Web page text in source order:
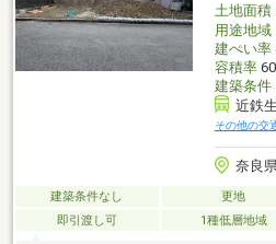
土地面積
用途地域
建ぺい率
容積率
建築条件
近鉄
その他の交
奈良
建築条件なし 更地
即引渡し可
1種低層地域